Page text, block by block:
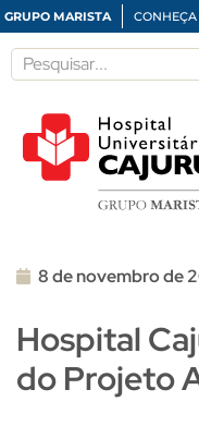
GRUPO MARISTA
8 de novembro de
Hospital
do Projeto